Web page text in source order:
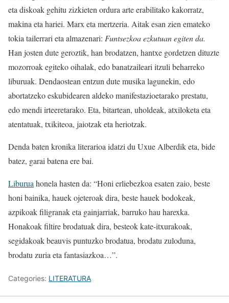
eta diskoak gehitu zizkieten ordura arte erabilitako kakorratz,
makina eta hariei. Marx eta mertzeria. Aitak esan zien emateko
tokia tailerrari eta almazenari: Funtsezkoa ezkutuan egiten da.
Han josten dute geroztik, han brodatzen, hantxe gordetzen dituzte
mozorroak egiteko oihalak, edo banatzaileari itzuli beharreko
liburuak. Dendaostean entzun dute musika lagunekin, edo
abortatzeko eskubidearen aldeko manifestazioetarako prestatu,
edo mendi irteeretarako. Eta, bitartean, uholdeak, atxiloketa eta
atentatuak, txikiteoa, jaiotzak eta heriotzak.
Denda baten kronika literarioa idatzi du Uxue Alberdik eta, bide
batez, garai batena ere bai.
Liburuahonela hasten da: “Honi erliebezkoa esaten zaio, beste
honi bainika, hauek ojeteroak dira, beste hauek bodokeak,
azpikoak filigranak eta gainjarriak, barruko hau harexka.
Honakoak filtire brodatuak dira, besteok kate-itxurakoak,
segidakoak beauvis puntuzko brodatua, brodatu zuloduna,
brodatu zuria eta fantasiazkoa…”.
Categories: LITERATURA